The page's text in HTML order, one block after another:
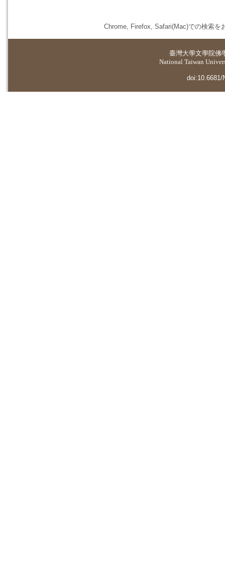
Chrome, Firefox, Safari(Mac)での検索を
臺灣大學文學院佛
National Taiwan
doi:10.6681/